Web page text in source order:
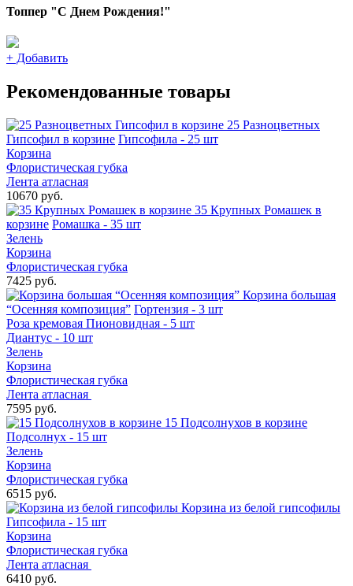
Топпер "С Днем Рождения!"
+ Добавить
Рекомендованные товары
25 Разноцветных
Гипсофил в корзине Гипсофила - 25 шт
Корзина
Флористическая губка
Лента атласная
10670 руб.
35 Крупных Ромашек в
корзине Ромашка - 35 шт
Зелень
Корзина
Флористическая губка
7425 руб.
Корзина большая
“Осенняя композиция” Гортензия - 3 шт
Роза кремовая Пионовидная - 5 шт
Диантус - 10 шт
Зелень
Корзина
Флористическая губка
Лента атласная
7595 руб.
15 Подсолнухов в корзине
Подсолнух - 15 шт
Зелень
Корзина
Флористическая губка
6515 руб.
Корзина из белой гипсофилы
Гипсофила - 15 шт
Корзина
Флористическая губка
Лента атласная
6410 руб.